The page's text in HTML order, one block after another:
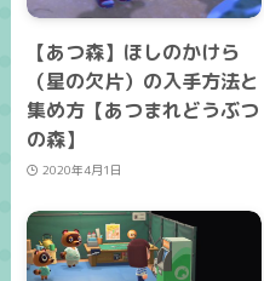
【あつ森】ほしのかけら
（星の欠片）の入手方法と
集め方【あつまれどうぶつ
の森】
2020年4月1日